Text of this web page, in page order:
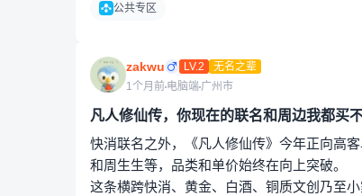
公共专区
zakwu LV.2
无名之辈
1个月前 电脑端 广州市
凡人修仙传，你现在的联名和周边我都买
快消联名之外，《凡人修仙传》今年正向高
和周生生等，品类和单价始终在向上突破。
这条横跨快消、黄金、白酒、铜质文创乃至